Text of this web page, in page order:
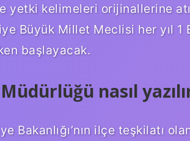
yetki kelimeleri orijinallerine
Büyük Millet Meclisi her yıl 1
başlayacak.
nasıl
Bakanlığı’nın ilçe teşkilatı